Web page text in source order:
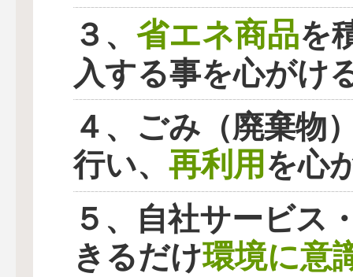
３、 省エネ商品を
入する事を心がけ
４、ごみ（廃棄物
行い、 再利用を心
５、自社サービス
きるだけ環境に意